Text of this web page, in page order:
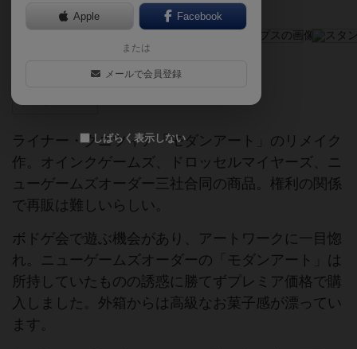
アメージングテーブルゲーム2012
ライナー・クニツィア「モダンアート」のリメイク
作。オインクゲームズ、ドロッセルマイヤーズ、ニ
ューゲームズオーダー三社合同の商品。権利の関係
で再販は難しいらしい。
ボドゲ会で遊ぶ機会があり、アートワークに一目惚
れ。ニューゲームズオーダーの「モダンアート」は
所持していたものの誘惑に勝てずプレミア価格で購
入しました。外箱からは高級なお菓子感が漂ってい
ます。
Apple Facebook
または
メールで会員登録
しばらく表示しない